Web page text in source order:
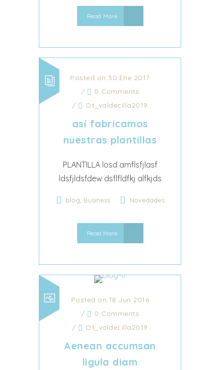
Read More
Posted on 30 Ene 2017
/
0 Comments
/
Ot_valdecilla2019
así fabricamos
nuestras plantillas
PLANTILLA losd amflsfjlasf
ldsfjldsfdew dsflfldfkj alfkjds
blog, Business Novedades
Read More
Posted on 18 Jun 2016
/
0 Comments
/
Ot_valdecilla2019
Aenean accumsan
ligula diam